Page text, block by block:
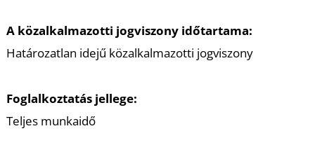
A közalkalmazotti jogviszony időtartama:
Határozatlan idejű közalkalmazotti jogviszony
Foglalkoztatás jellege:
Teljes munkaidő